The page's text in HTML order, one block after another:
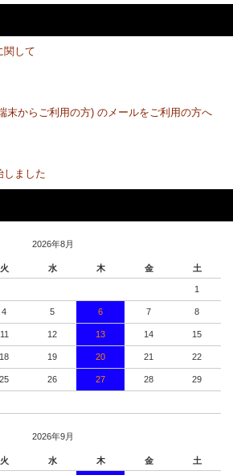
関して
末からご利用の方) のメールをご利用の方へ
しました
2026年8月
火 水 木 金 土
1
4 5 6 7 8
11 12 13 14 15
18 19 20 21 22
25 26 27 28 29
2026年9月
火 水 木 金 土